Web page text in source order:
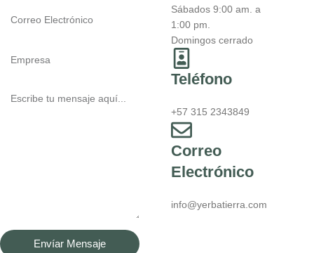
Envíar Mensaje
Sábados 9:00 am. a
1:00 pm.
Domingos cerrado
Teléfono
+57 315 2343849
Correo
Electrónico
info@yerbatierra.com